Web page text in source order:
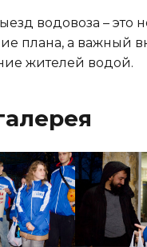
водовоза – это
плана, а важный
жителей водой.